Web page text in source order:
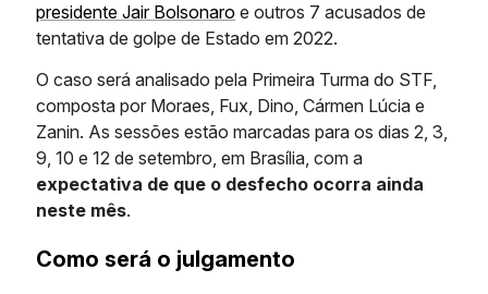
presidente Jair Bolsonaro e outros 7 acusados de
tentativa de golpe de Estado em 2022.
O caso será analisado pela Primeira Turma do STF,
composta por Moraes, Fux, Dino, Cármen Lúcia e
Zanin. As sessões estão marcadas para os dias 2, 3,
9, 10 e 12 de setembro, em Brasília, com a
expectativa de que o desfecho ocorra ainda
neste mês.
Como será o julgamento